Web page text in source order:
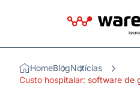
HomeBlogNotícias
Custo hospitalar: software de